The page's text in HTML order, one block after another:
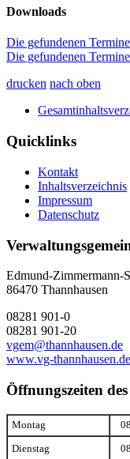
Downloads
Die gefundenen
Die gefundenen
drucken nach oben
Quicklinks
Kontakt
Inhaltsverzeichnis
Impressum
Datenschutz
Edmund-Zimmermann-
86470 Thannhausen
08281 901-0
08281 901-20
vgem@thannhausen.de
www.vg-thannhausen.de
Öffnungszeiten
Montag
Dienstag